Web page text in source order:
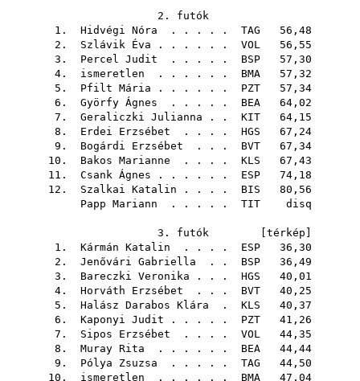
2. futók
1. Hidvégi Nóra . . . . . TAG 56,48
2. Szlávik Éva . . . . . . VOL 56,55
3. Percel Judit . . . . . BSP 57,30
4. ismeretlen . . . . . . BMA 57,32
5. Pfilt Mária . . . . . . PZT 57,34
6. Györfy Ágnes . . . . . BEA 64,02
7. Geraliczki Julianna . . KIT 64,15
8. Erdei Erzsébet . . . . HGS 67,24
9. Bogárdi Erzsébet . . . BVT 67,34
10. Bakos Marianne . . . . KLS 67,43
11. Csank Ágnes . . . . . . ESP 74,18
12. Szalkai Katalin . . . . BIS 80,56
Papp Mariann . . . . . TIT disq
3. futók [ térkép
1. Kármán Katalin . . . . ESP 36,30
2. Jenővári Gabriella . . BSP 36,49
3. Bareczki Veronika . . . HGS 40,01
4. Horváth Erzsébet . . . BVT 40,25
5. Halász Darabos Klára . KLS 40,37
6. Kaponyi Judit . . . . . PZT 41,26
7. Sipos Erzsébet . . . . VOL 44,35
8. Muray Rita . . . . . . BEA 44,44
9. Pólya Zsuzsa . . . . . TAG 44,50
10. ismeretlen . . . . . . BMA 47,04